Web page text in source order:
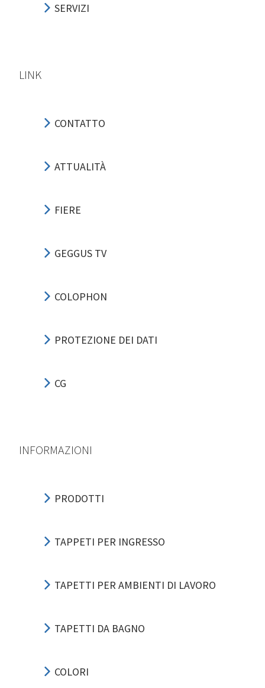
SERVIZI
LINK
CONTATTO
ATTUALITÀ
FIERE
GEGGUS TV
COLOPHON
PROTEZIONE DEI DATI
CG
INFORMAZIONI
PRODOTTI
TAPPETI PER INGRESSO
TAPETTI PER AMBIENTI DI LAVORO
TAPETTI DA BAGNO
COLORI